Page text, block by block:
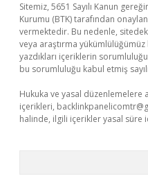
Sitemiz, 5651 Sayılı Kanun
Kurumu (BTK) tarafından
vermektedir. Bu nedenle,
veya araştırma
yazdıkları içeriklerin
bu sorumluluğu kabul etmiş
Hukuka ve yasal düzenlemelere
içerikleri,
halinde, ilgili içerikler yasal süre